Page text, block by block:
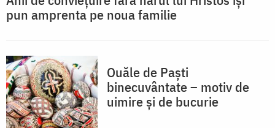
pun amprenta pe noua familie
Ouăle de Paști
binecuvântate – motiv de
uimire și de bucurie